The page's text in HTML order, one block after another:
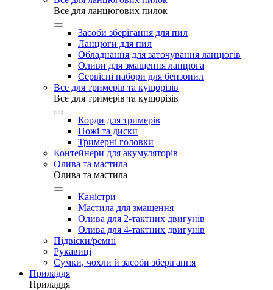
Все для ланцюгових пилок
Засоби зберігання для пил
Ланцюги для пил
Обладнання для заточування ланцюгів
Оливи для змащення ланцюга
Сервісні набори для бензопил
Все для тримерів та кущорізів
Все для тримерів та кущорізів
Корди для тримерів
Ножі та диски
Тримерні головки
Контейнери для акумуляторів
Олива та мастила
Олива та мастила
Каністри
Мастила для змащення
Олива для 2-тактних двигунів
Олива для 4-тактних двигунів
Підвіски/ремні
Рукавиці
Сумки, чохли й засоби зберігання
Приладдя
Приладдя